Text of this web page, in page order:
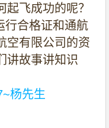
飞成功的呢？
行合格证和通航
空有限公司的资
讲故事讲知识
杨先生